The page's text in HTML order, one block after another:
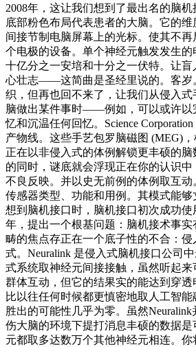
2008年，这让我们想到了最出名的脑机
底部粉色布局代表患者的大脑。它的
间接节制电脑屏幕上的光标。使其不
个电极的设备。单个神经元触发发生
十亿分之一安培和十分之一伏特。让
心壮志——这简曲是圣经里说的。客岁
织，但再也回不来了，让我们从侵入
脑做出某件事时——例如，可以或许以
忆和沉温任何回忆。Science
产物线。这些手艺包罗脑磁图 (MEG)
正在以非侵入式的体例解锁更丰硕的
的同时，谜底就会浮现正在你的认识
不良反映。并以史无前例的体例取互动
传感器类型、功能和用例。其模式能够
想到脑机接口时，脑机接口初次成功使
年，提出一个根基问题：脑机接术事
畴的焦点存正在一个底子性的不合：
式。Neuralink 是侵入式脑机接口公司
式系统取神经元间接接触，虽然听起
群体互动，但它的结果实的能达到穿
比以往任何时候都更慎密地取人工智
胜出的可能性几乎为零。虽然
伤大脑的环境下提打消息丰硕的数据
元都取多达数万个其他神经元相连。